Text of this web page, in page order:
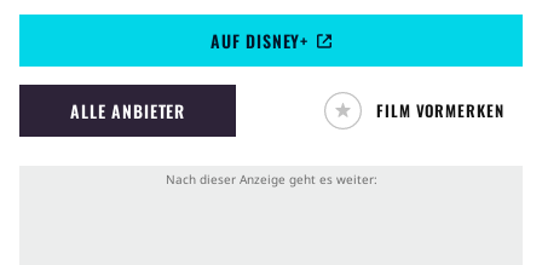
mitten in einen Krieg verschiedener Mars-
Bewohner.AUF DISNEY+
ALLE ANBIETER FILM VORMERKEN